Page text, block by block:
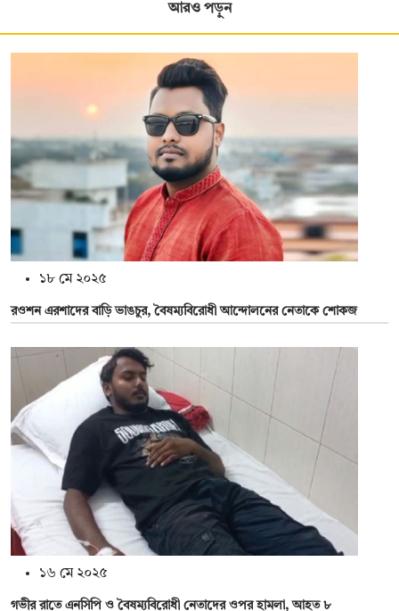
আরও পড়ুন
১৮ মে ২০২৫
রওশন এরশাদের বাড়ি ভাঙচুর, বৈষম্যবিরোধী আন্দোলনের নেতাকে শোকজ
১৬ মে ২০২৫
গভীর রাতে এনসিপি ও বৈষম্যবিরোধী নেতাদের ওপর হামলা, আহত ৮